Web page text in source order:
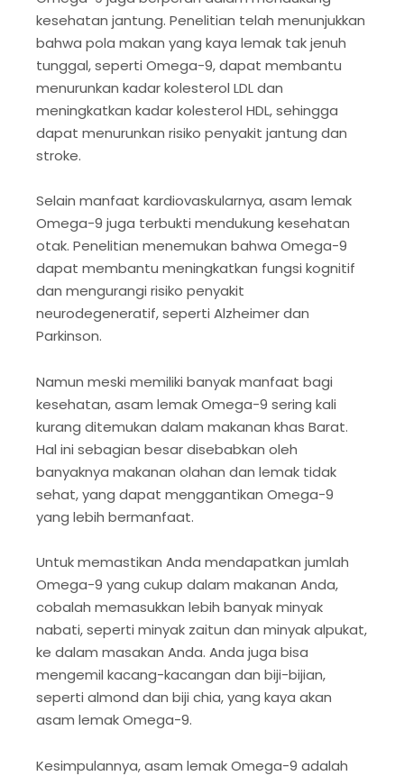
kesehatan jantung. Penelitian telah menunjukkan
bahwa pola makan yang kaya lemak tak jenuh
tunggal, seperti Omega-9, dapat membantu
menurunkan kadar kolesterol LDL dan
meningkatkan kadar kolesterol HDL, sehingga
dapat menurunkan risiko penyakit jantung dan
stroke.
Selain manfaat kardiovaskularnya, asam lemak
Omega-9 juga terbukti mendukung kesehatan
otak. Penelitian menemukan bahwa Omega-9
dapat membantu meningkatkan fungsi kognitif
dan mengurangi risiko penyakit
neurodegeneratif, seperti Alzheimer dan
Parkinson.
Namun meski memiliki banyak manfaat bagi
kesehatan, asam lemak Omega-9 sering kali
kurang ditemukan dalam makanan khas Barat.
Hal ini sebagian besar disebabkan oleh
banyaknya makanan olahan dan lemak tidak
sehat, yang dapat menggantikan Omega-9
yang lebih bermanfaat.
Untuk memastikan Anda mendapatkan jumlah
Omega-9 yang cukup dalam makanan Anda,
cobalah memasukkan lebih banyak minyak
nabati, seperti minyak zaitun dan minyak alpukat,
ke dalam masakan Anda. Anda juga bisa
mengemil kacang-kacangan dan biji-bijian,
seperti almond dan biji chia, yang kaya akan
asam lemak Omega-9.
Kesimpulannya, asam lemak Omega-9 adalah